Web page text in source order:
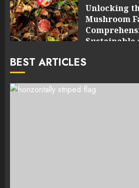
Unlocking
Mushroom
Sustainable
BEST ARTICLES